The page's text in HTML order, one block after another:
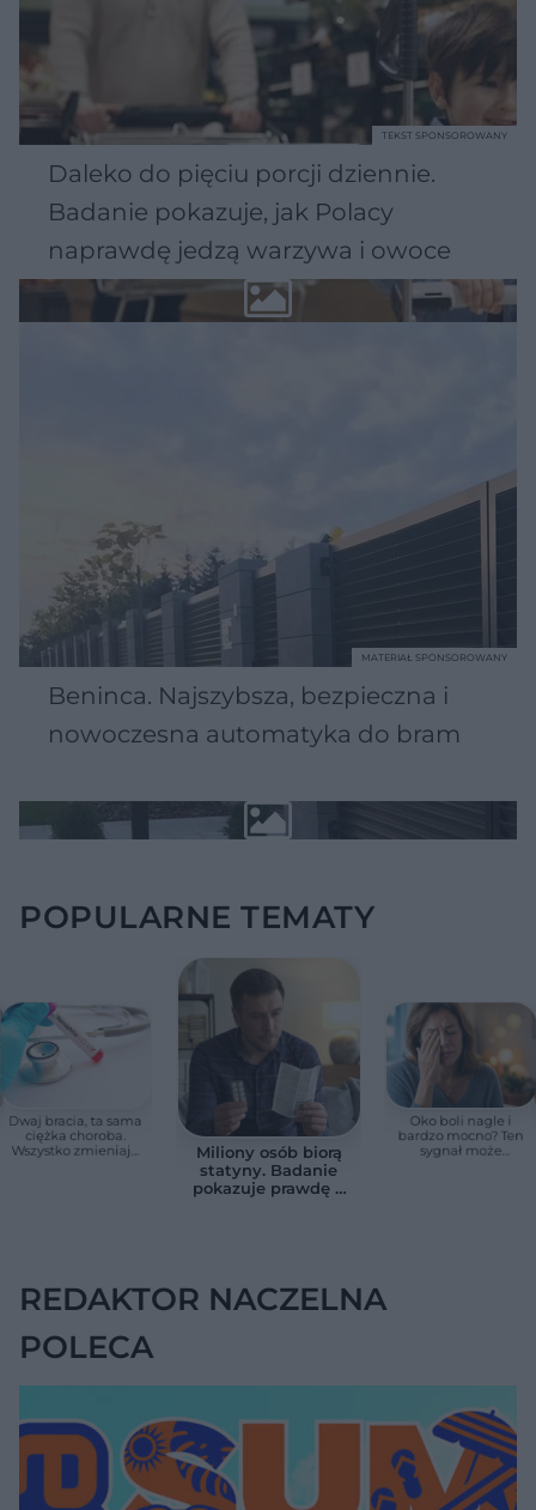
Daleko do pięciu porcji dziennie.
Badanie pokazuje, jak Polacy
naprawdę jedzą warzywa i owoce
TEKST SPONSOROWANY
Beninca. Najszybsza, bezpieczna i
nowoczesna automatyka do bram
MATERIAŁ SPONSOROWANY
POPULARNE TEMATY
Dwaj bracia, ta sama
ciężka choroba.
Wszystko zmieniają
Miliony osób biorą
statyny. Badanie
pokazuje prawdę o
Oko boli nagle i
bardzo mocno? Ten
sygnał może
REDAKTOR NACZELNA
POLECA